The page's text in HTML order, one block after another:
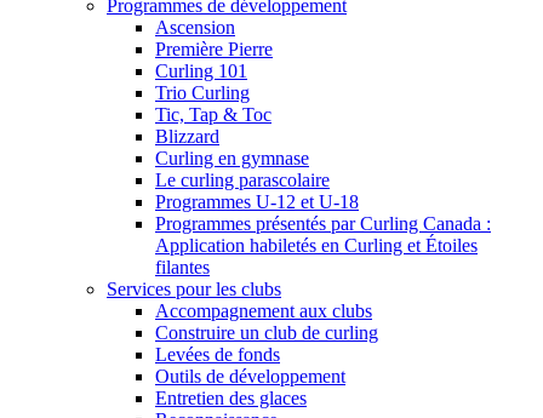
Programmes de développement
Ascension
Première Pierre
Curling 101
Trio Curling
Tic, Tap & Toc
Blizzard
Curling en gymnase
Le curling parascolaire
Programmes U-12 et U-18
Programmes présentés par Curling Canada :
Application habiletés en Curling et Étoiles
filantes
Services pour les clubs
Accompagnement aux clubs
Construire un club de curling
Levées de fonds
Outils de développement
Entretien des glaces